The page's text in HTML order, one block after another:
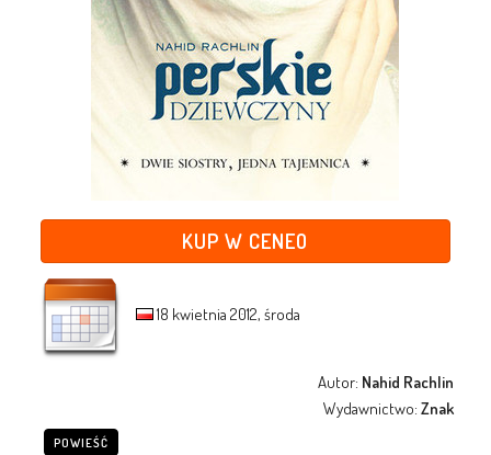
KUP W CENEO
18 kwietnia 2012, środa
Autor: Nahid Rachlin
Wydawnictwo:Znak
POWIEŚĆ